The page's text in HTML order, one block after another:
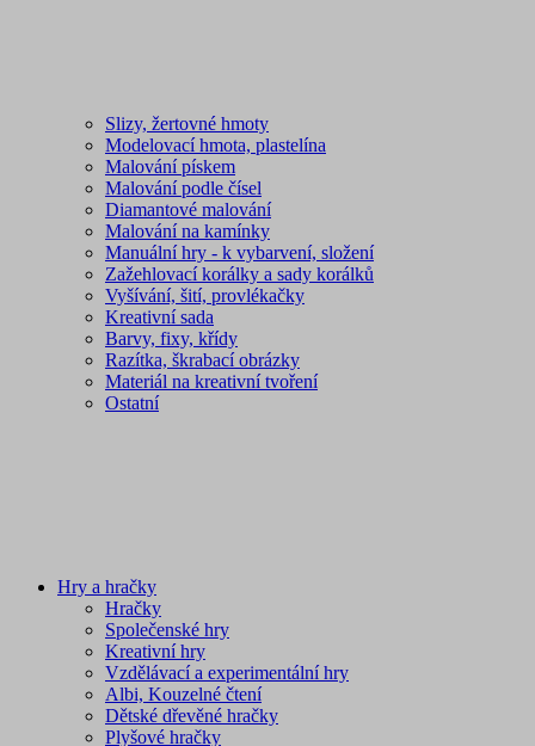
Slizy, žertovné hmoty
Modelovací hmota, plastelína
Malování pískem
Malování podle čísel
Diamantové malování
Malování na kamínky
Manuální hry - k vybarvení, složení
Zažehlovací korálky a sady korálků
Vyšívání, šití, provlékačky
Kreativní sada
Barvy, fixy, křídy
Razítka, škrabací obrázky
Materiál na kreativní tvoření
Ostatní
Hry a hračky
Hračky
Společenské hry
Kreativní hry
Vzdělávací a experimentální hry
Albi, Kouzelné čtení
Dětské dřevěné hračky
Plyšové hračky